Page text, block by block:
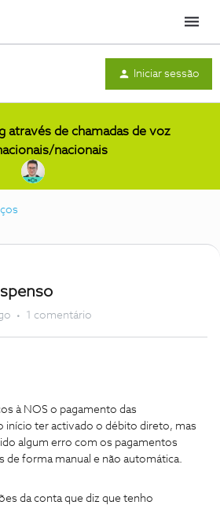
Menu
Iniciar sessão
através de chamadas de voz
nacionais
1 comentário
à NOS o pagamento das
início ter activado o débito direto, mas
algum erro com os pagamentos
de forma manual e não automática.
da conta que diz que tenho